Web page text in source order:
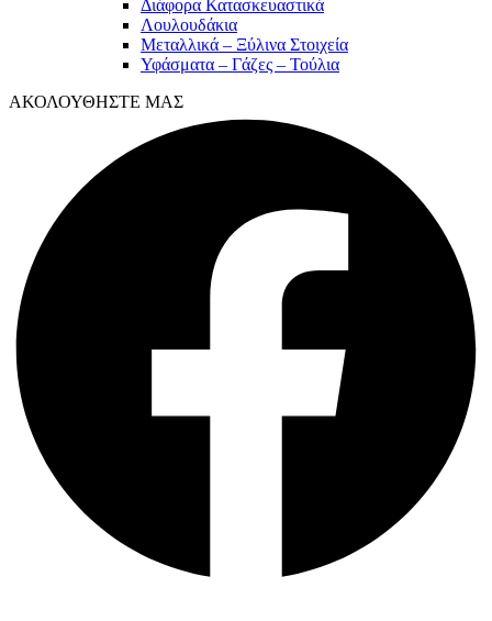
Διάφορα Κατασκευαστικά
Λουλουδάκια
Μεταλλικά – Ξύλινα Στοιχεία
Υφάσματα – Γάζες – Τούλια
ΑΚΟΛΟΥΘΗΣΤΕ ΜΑΣ